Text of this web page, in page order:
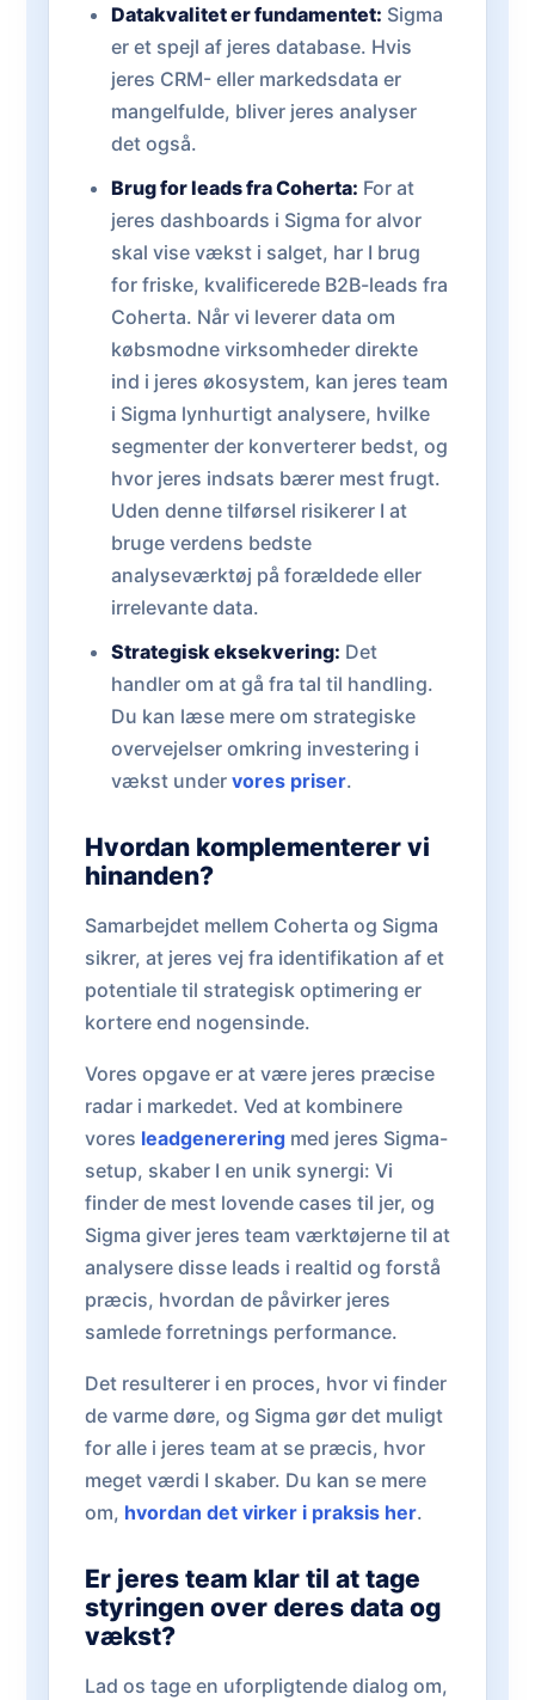
Datakvalitet er fundamentet: Sigma
er et spejl af jeres database. Hvis
jeres CRM- eller markedsdata er
mangelfulde, bliver jeres analyser
det også.
Brug for leads fra Coherta: For at
jeres dashboards i Sigma for alvor
skal vise vækst i salget, har I brug
for friske, kvalificerede B2B-leads fra
Coherta. Når vi leverer data om
købsmodne virksomheder direkte
ind i jeres økosystem, kan jeres team
i Sigma lynhurtigt analysere, hvilke
segmenter der konverterer bedst, og
hvor jeres indsats bærer mest frugt.
Uden denne tilførsel risikerer I at
bruge verdens bedste
analyseværktøj på forældede eller
irrelevante data.
Strategisk eksekvering: Det
handler om at gå fra tal til handling.
Du kan læse mere om strategiske
overvejelser omkring investering i
vækst under vores priser.
Hvordan komplementerer vi
hinanden?
Samarbejdet mellem Coherta og Sigma
sikrer, at jeres vej fra identifikation af et
potentiale til strategisk optimering er
kortere end nogensinde.
Vores opgave er at være jeres præcise
radar i markedet. Ved at kombinere
vores leadgenerering med jeres Sigma-
setup, skaber I en unik synergi: Vi
finder de mest lovende cases til jer, og
Sigma giver jeres team værktøjerne til at
analysere disse leads i realtid og forstå
præcis, hvordan de påvirker jeres
samlede forretnings performance.
Det resulterer i en proces, hvor vi finder
de varme døre, og Sigma gør det muligt
for alle i jeres team at se præcis, hvor
meget værdi I skaber. Du kan se mere
om, hvordan det virker i praksis her.
Er jeres team klar til at tage
styringen over deres data og
vækst?
Lad os tage en uforpligtende dialog om,